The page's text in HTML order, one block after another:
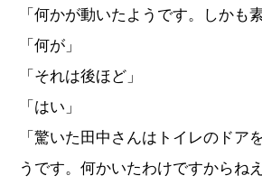
「何かが動いたようです。しかも
「何が」
「それは後ほど」
「はい」
「驚いた田中さんはトイレのドア
うです。何かいたわけですからね